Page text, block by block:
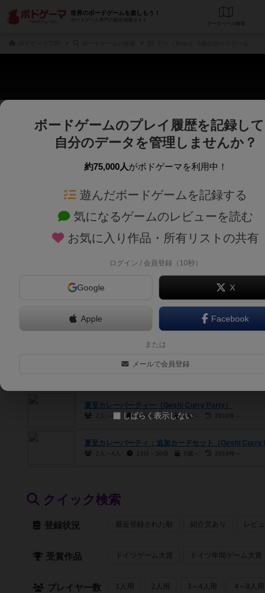
世界のボードゲームを楽しもう！
ボードゲーム専門の総合情報サイト
データベース
じっくり表示 さくさく表示
商品名、商品説明文、デザイナー名、テーマ名、メカニクス名を対象にフリ
ゲームデザイナー名を指定し
ゲームデザイナー
対象年齢を指定します。 世界観や登場
テーマ/フレー
大車輪てつぼうくん（Daisharin Tetsubou Kun）
プラレールJRてつどう旅行ゲーム（JR-tetsudou-
25分前後
【宇宙なんちゃらこてつくん】こてつくんの宇宙探査
夏至カレーパーティー（Geshi Curry Party）
2人～4人 15分～30分 8歳～ 2019年～
夏至カレーパーティ：追加カードセット（Geshi
2人～4人 15分～30分 6歳～ 2019年～
クイック検索
登録状況 最近登録された順 紹介文あり レビ
受賞作品 ドイツゲーム大賞 ドイツ年間ゲーム大賞
プレイヤー数 1人用 2人用 3～4人用 4～8人用
ボードゲームのプレイ履歴を記録して
自分のデータを管理しませんか？
約75,000人がボドゲーマを利用中！
遊んだボードゲームを記録する
気になるゲームのレビューを読む
お気に入り作品・所有リストの共有
ログイン / 会員登録（10秒）
Google X
Apple Facebook
または
メールで会員登録
しばらく表示しない